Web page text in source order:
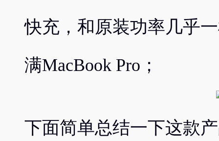
快充，和原装功率几乎
满MacBook Pro；
下面简单总结一下这款